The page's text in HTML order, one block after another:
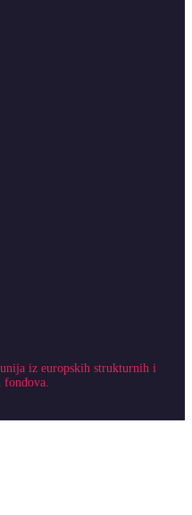
iz europskih strukturnih i
fondova.